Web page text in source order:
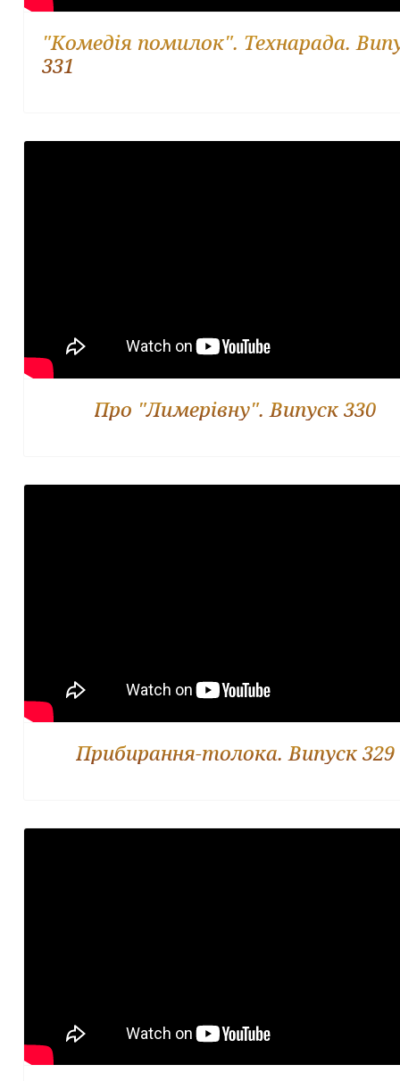
"Комедія помилок". Технарада.
331
Про "Лимерівну". Випуск 330
Прибирання-толока. Випуск 329